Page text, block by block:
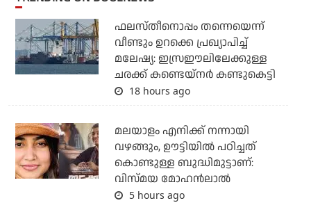
ഫലസ്തീനൊപ്പം തന്നെയെന്ന്
വീണ്ടും ഉറക്കെ പ്രഖ്യാപിച്ച്
മലേഷ്യ: ഇസ്രഈലിലേക്കുള്ള
ചരക്ക് കണ്ടെയ്‌നര്‍ കണ്ടുകെട്ടി
18 hours ago
മലയാളം എനിക്ക് നന്നായി
വഴങ്ങും, ഊട്ടിയില്‍ പഠിച്ചത്
കൊണ്ടുള്ള ബുദ്ധിമുട്ടാണ്:
വിസ്മയ മോഹന്‍ലാല്‍
5 hours ago